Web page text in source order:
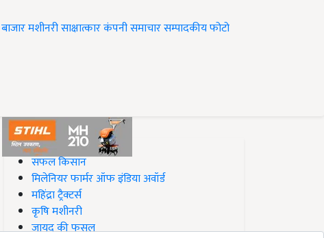
बाजारमशीनरीसाक्षात्कारकंपनी समाचारसम्पादकीयफोटो
#Top on Krishi Jagran
सफल किसान
मिलेनियर फार्मर ऑफ इंडिया अवॉर्ड
महिंद्रा ट्रैक्टर्स
कृषि मशीनरी
जायद की फसल